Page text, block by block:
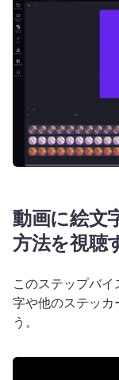
動画に絵文
方法を視聴
このステップバ
字や他のステッカ
う。